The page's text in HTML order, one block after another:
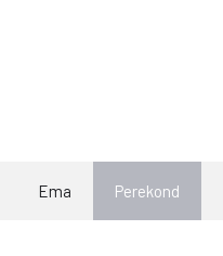
Ema Perekond